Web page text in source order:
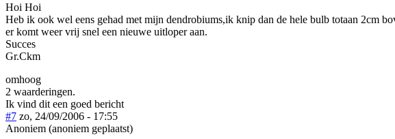
Hoi Hoi
Heb ik ook wel eens gehad met mijn dendrobiums,ik knip dan de hele bulb totaan 2cm
er komt weer vrij snel een nieuwe uitloper aan.
Succes
Gr.Ckm
omhoog
2 waarderingen.
Ik vind dit een goed bericht
#7 zo, 24/09/2006 - 17:55
Anoniem (anoniem geplaatst)